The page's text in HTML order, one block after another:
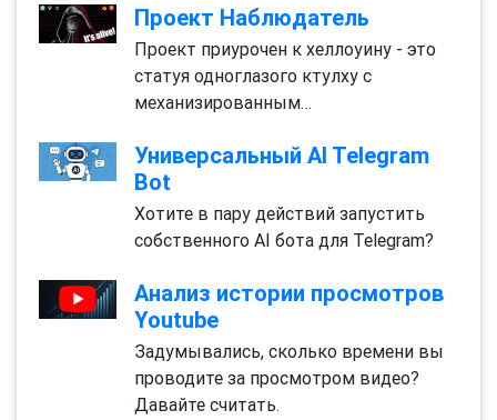
Проект Наблюдатель
Проект приурочен к хеллоуину - это
статуя одноглазого ктулху с
механизированным…
Универсальный AI Telegram
Bot
Хотите в пару действий запустить
собственного AI бота для Telegram?
Анализ истории просмотров
Youtube
Задумывались, сколько времени вы
проводите за просмотром видео?
Давайте считать.